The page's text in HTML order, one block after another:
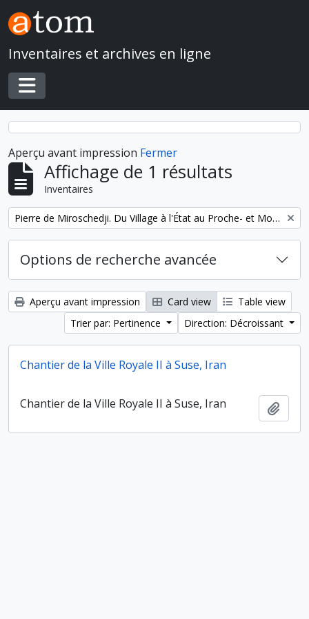
Skip to main content
Inventaires et archives en ligne
Toggle navigation
Aperçu avant impression Fermer
Affichage de 1 résultats
Inventaires
Remove filter: Pierre de Miroschedji. Du Village à l'État au Proche- et Moyen-Orient
Options de recherche avancée
Aperçu avant impression Card view
Table view
Trier par: Pertinence
Direction: Décroissant
Chantier de la Ville Royale II à Suse, Iran
Chantier de la Ville Royale II à Suse, Iran